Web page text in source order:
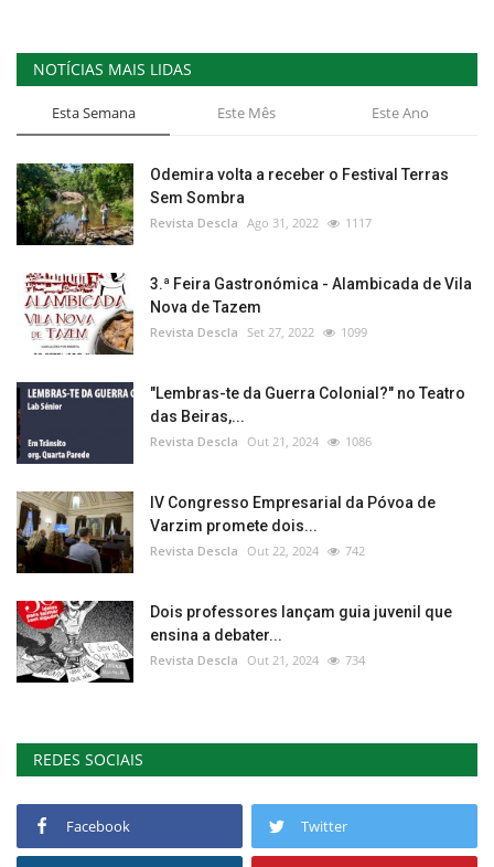
NOTÍCIAS MAIS LIDAS
Esta Semana Este Mês Este Ano
Odemira volta a receber o Festival Terras
Sem Sombra
Revista Descla Ago 31, 2022 1117
3.ª Feira Gastronómica - Alambicada de Vila
Nova de Tazem
Revista Descla Set 27, 2022 1099
"Lembras-te da Guerra Colonial?" no Teatro
das Beiras,...
Revista Descla Out 21, 2024 1086
IV Congresso Empresarial da Póvoa de
Varzim promete dois...
Revista Descla Out 22, 2024 742
Dois professores lançam guia juvenil que
ensina a debater...
Revista Descla Out 21, 2024 734
REDES SOCIAIS
Facebook Twitter